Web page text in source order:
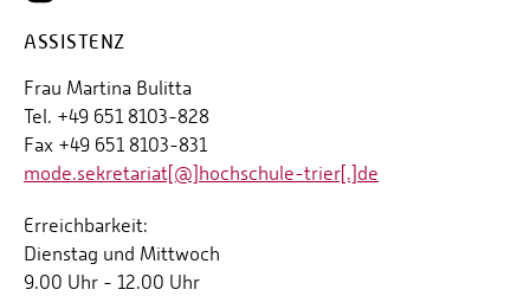
ASSISTENZ
Frau Martina Bulitta
Tel. +49 651 8103-828
Fax +49 651 8103-831
mode.sekretariat[@]hochschule-trier[.]de
Erreichbarkeit:
Dienstag und Mittwoch
9.00 Uhr - 12.00 Uhr